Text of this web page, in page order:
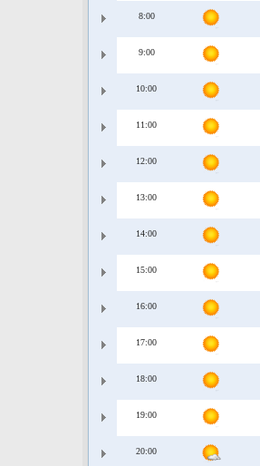
8:00
9:00
10:00
11:00
12:00
13:00
14:00
15:00
16:00
17:00
18:00
19:00
20:00